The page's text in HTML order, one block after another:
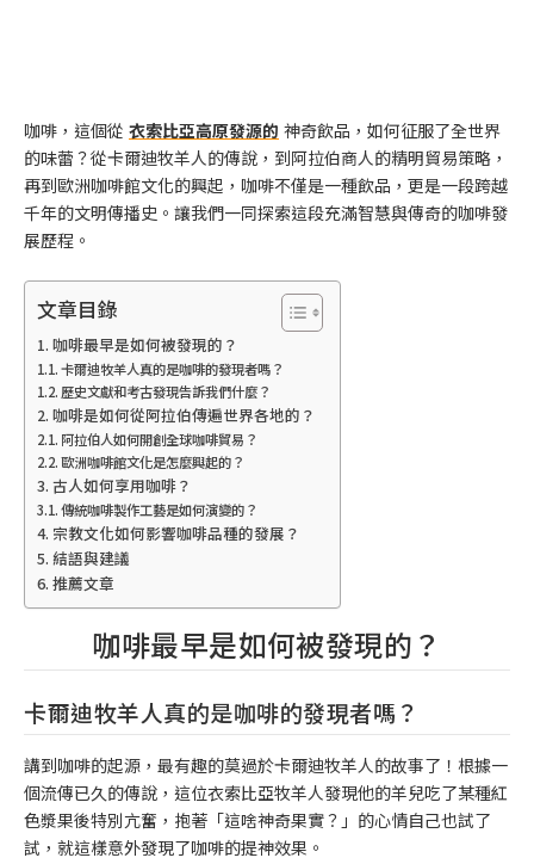
咖啡，這個從 衣索比亞高原發源的 神奇飲品，如何征服了全世界
的味蕾？從卡爾迪牧羊人的傳說，到阿拉伯商人的精明貿易策略，
再到歐洲咖啡館文化的興起，咖啡不僅是一種飲品，更是一段跨越
千年的文明傳播史。讓我們一同探索這段充滿智慧與傳奇的咖啡發
展歷程。
文章目錄
咖啡最早是如何被發現的？
卡爾迪牧羊人真的是咖啡的發現者嗎？
歷史文獻和考古發現告訴我們什麼？
咖啡是如何從阿拉伯傳遍世界各地的？
阿拉伯人如何開創全球咖啡貿易？
歐洲咖啡館文化是怎麼興起的？
古人如何享用咖啡？
傳統咖啡製作工藝是如何演變的？
宗教文化如何影響咖啡品種的發展？
結語與建議
推薦文章
咖啡最早是如何被發現的？
卡爾迪牧羊人真的是咖啡的發現者嗎？
講到咖啡的起源，最有趣的莫過於卡爾迪牧羊人的故事了！根據一
個流傳已久的傳說，這位衣索比亞牧羊人發現他的羊兒吃了某種紅
色漿果後特別亢奮，抱著「這啥神奇果實？」的心情自己也試了
試，就這樣意外發現了咖啡的提神效果。